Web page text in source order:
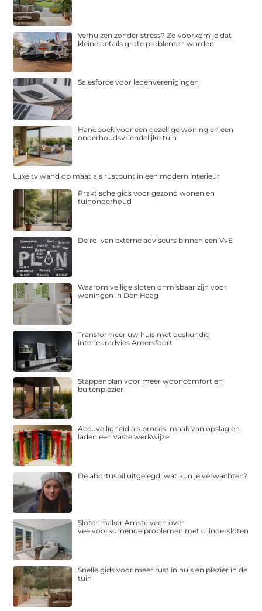
Verhuizen zonder stress? Zo voorkom je dat
kleine details grote problemen worden
Salesforce voor ledenverenigingen
Handboek voor een gezellige woning en een
onderhoudsvriendelijke tuin
Luxe tv wand op maat als rustpunt in een modern interieur
Praktische gids voor gezond wonen en
tuinonderhoud
De rol van externe adviseurs binnen een VvE
Waarom veilige sloten onmisbaar zijn voor
woningen in Den Haag
Transformeer uw huis met deskundig
interieuradvies Amersfoort
Stappenplan voor meer wooncomfort en
buitenplezier
Accuveiligheid als proces: maak van opslag en
laden een vaste werkwijze
De abortuspil uitgelegd: wat kun je verwachten?
Slotenmaker Amstelveen over
veelvoorkomende problemen met cilindersloten
Snelle gids voor meer rust in huis en plezier in de
tuin